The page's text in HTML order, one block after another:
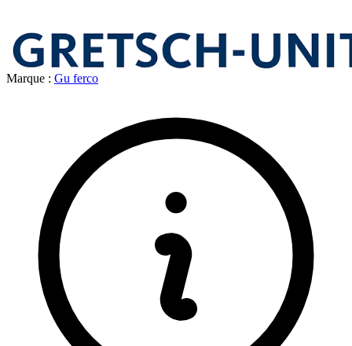
Marque : Gu ferco